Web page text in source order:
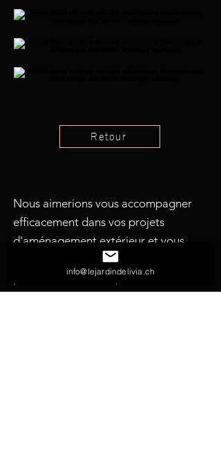
Retour
Nous aimerions vous accompagner
efficacement dans vos projets
d'aménagement extérieur et vous
suggérer les meilleures solutions
possibles. N'hésitez pas à nous
info@lejardindelivia.ch